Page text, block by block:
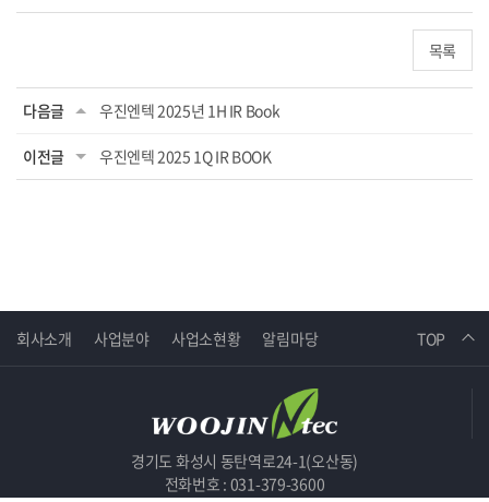
목록
다음글 우진엔텍 2025년 1H IR Book
이전글 우진엔텍 2025 1Q IR BOOK
회사소개 사업분야 사업소현황 알림마당 TOP
경기도 화성시 동탄역로24-1(오산동)
전화번호 : 031-379-3600